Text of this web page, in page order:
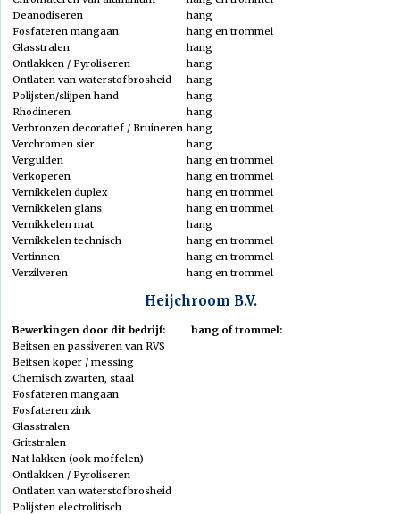
Deanodiseren
hang
Fosfateren mangaan
hang en trommel
Glasstralen
hang
Ontlakken / Pyroliseren
hang
Ontlaten van waterstofbrosheid
hang
Polijsten/slijpen hand
hang
Rhodineren
hang
Verbronzen decoratief / Bruineren hang
Verchromen sier
hang
Vergulden
hang en trommel
Verkoperen
hang en trommel
Vernikkelen duplex
hang en trommel
Vernikkelen glans
hang en trommel
Vernikkelen mat
hang
Vernikkelen technisch
hang en trommel
Vertinnen
hang en trommel
Verzilveren
hang en trommel
Heijchroom B.V.
Bewerkingen door dit bedrijf:
hang of trommel:
Beitsen en passiveren van RVS
Beitsen koper / messing
Chemisch zwarten, staal
Fosfateren mangaan
Fosfateren zink
Glasstralen
Gritstralen
Nat lakken (ook moffelen)
Ontlakken / Pyroliseren
Ontlaten van waterstofbrosheid
Polijsten electrolitisch